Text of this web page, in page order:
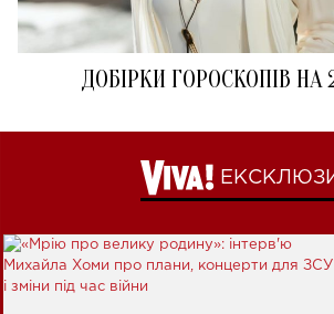
ДОБІРКИ ГОРОСКОПІВ НА